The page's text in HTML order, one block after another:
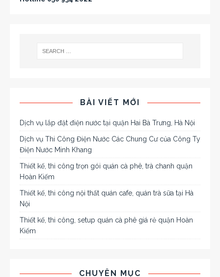
BÀI VIẾT MỚI
Dịch vụ lắp đặt điện nước tại quận Hai Bà Trưng, Hà Nội
Dịch vụ Thi Công Điện Nước Các Chung Cư của Công Ty
Điện Nước Minh Khang
Thiết kế, thi công trọn gói quán cà phê, trà chanh quận
Hoàn Kiếm
Thiết kế, thi công nội thất quán cafe, quán trà sữa tại Hà
Nội
Thiết kế, thi công, setup quán cà phê giá rẻ quận Hoàn
Kiếm
CHUYÊN MỤC